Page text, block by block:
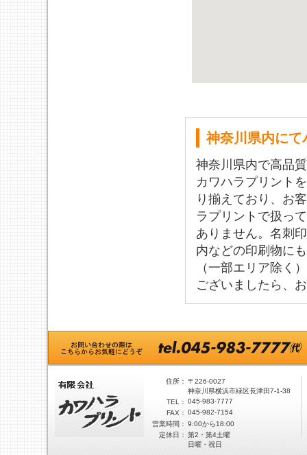
神奈川県内にて
神奈川県内で高品質
カワハラプリント
り揃えており、お
ラプリントで扱っ
ありません。名刺
内などの印刷物に
（一部エリア除く
ございましたら、
住所： 〒226-0027
神奈川県横浜市緑区長津田7-1-38
TEL： 045-983-7777
FAX： 045-982-7154
営業時間： 9:00から18:00
定休日： 第2・第4土曜
日曜・祝日